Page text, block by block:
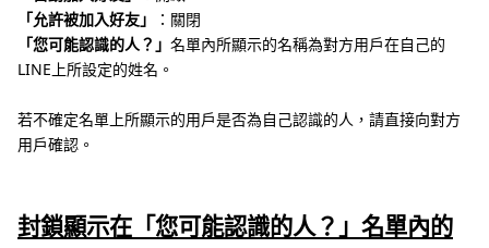
「允許被加入好友」
：關閉
「您可能認識的人？」 名單內所顯示的名稱為對方用戶在自己的
LINE上所設定的姓名。
若不確定名單上所顯示的用戶是否為自己認識的人，請直接向對方
用戶確認。
封鎖顯示在「您可能認識的人？」名單內的